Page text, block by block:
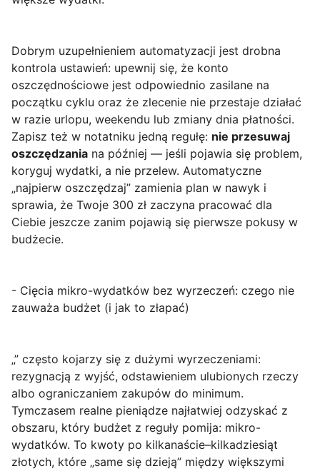
Dobrym uzupełnieniem automatyzacji jest drobna
kontrola ustawień: upewnij się, że konto
oszczędnościowe jest odpowiednio zasilane na
początku cyklu oraz że zlecenie nie przestaje działać
w razie urlopu, weekendu lub zmiany dnia płatności.
Zapisz też w notatniku jedną regułę: nie przesuwaj
oszczędzania na później — jeśli pojawia się problem,
koryguj wydatki, a nie przelew. Automatyczne
„najpierw oszczędzaj” zamienia plan w nawyk i
sprawia, że Twoje 300 zł zaczyna pracować dla
Ciebie jeszcze zanim pojawią się pierwsze pokusy w
budżecie.
- Cięcia mikro-wydatków bez wyrzeczeń: czego nie
zauważa budżet (i jak to złapać)
„” często kojarzy się z dużymi wyrzeczeniami:
rezygnacją z wyjść, odstawieniem ulubionych rzeczy
albo ograniczaniem zakupów do minimum.
Tymczasem realne pieniądze najłatwiej odzyskać z
obszaru, który budżet z reguły pomija: mikro-
wydatków. To kwoty po kilkanaście–kilkadziesiąt
złotych, które „same się dzieją” między większymi